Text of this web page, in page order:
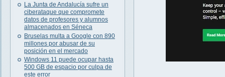
La Junta de Andalucía sufre un
ciberataque que compromete
datos de profesores y alumnos
almacenados en Séneca
Bruselas multa a Google con 890
millones por abusar de su
posición en el mercado
Windows 11 puede ocupar hasta
500 GB de espacio por culpa de
este error